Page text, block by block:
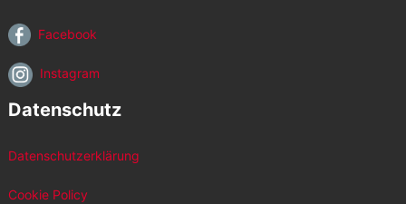
Facebook
Instagram
Datenschutz
Datenschutzerklärung
Cookie Policy